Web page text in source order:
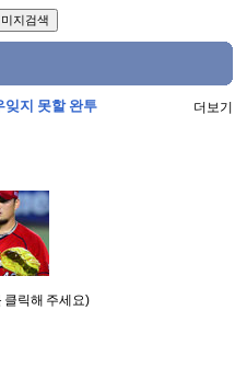
잊지 못할 완투 더보기
클릭해 주세요)